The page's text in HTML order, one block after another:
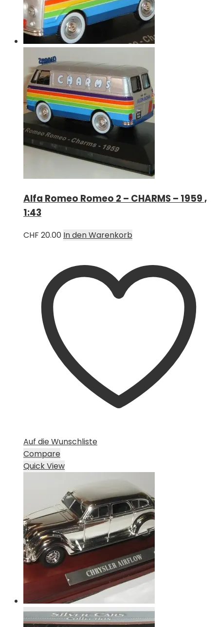
Alfa Romeo Romeo 2 – CHARMS – 1959 ,
1:43
CHF 20.00 In den Warenkorb
Auf die Wunschliste
Compare
Quick View